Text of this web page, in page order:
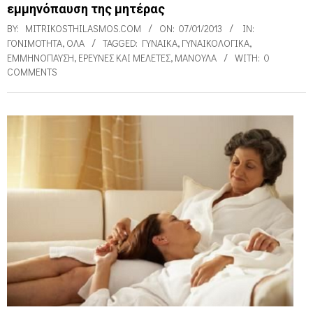
εμμηνόπαυση της μητέρας
BY: MITRIKOSTHILASMOS.COM ON: 07/01/2013
IN:
ΓΟΝΙΜΌΤΗΤΑ, ΌΛΑ TAGGED: ΓΥΝΑΊΚΑ, ΓΥΝΑΙΚΟΛΟΓΙΚΆ,
ΕΜΜΗΝΌΠΑΥΣΗ, ΕΡΕΥΝΕΣ ΚΑΙ ΜΕΛΈΤΕΣ, ΜΑΝΟΎΛΑ WITH: 0
COMMENTS
ο
μ
ό
τ